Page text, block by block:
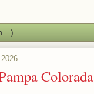
Colorada